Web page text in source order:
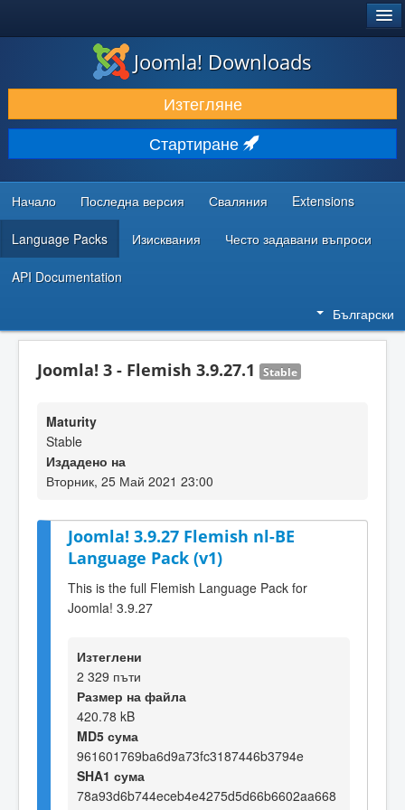
ИЗТЕГЛЯНЕ & РАЗШИРЯВАНЕ
ОТКРИВАЙТЕ & УЧЕТЕ
ОБЩНОСТ & ПОДДРЪЖКА
РЕСУРСИ ЗА РАЗРАБОТКА
Joomla! Downloads
Изтегляне
Стартиране
Начало Последна версия Сваляния Extensions
Language Packs Изисквания Често задавани въпроси
API Documentation
Български
Joomla! 3 - Flemish 3.9.27.1 Stable
Maturity
Stable
Издадено на
Вторник, 25 Май 2021 23:00
Joomla! 3.9.27 Flemish nl-BE
Language Pack (v1)
This is the full Flemish Language Pack for
Joomla! 3.9.27
Изтеглени
2 329 пъти
Размер на файла
420.78 kB
MD5 сума
961601769ba6d9a73fc3187446b3794e
SHA1 сума
78a93d6b744eceb4e4275d5d66b6602aa668